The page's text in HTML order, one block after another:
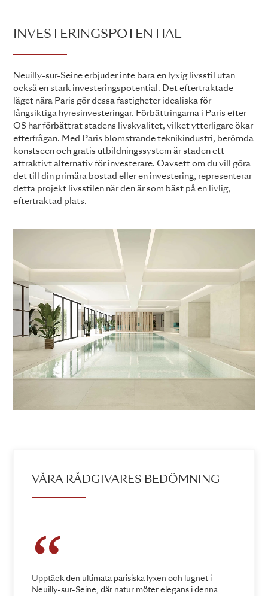
INVESTERINGSPOTENTIAL
Neuilly-sur-Seine erbjuder inte bara en lyxig livsstil utan
också en stark investeringspotential. Det eftertraktade
läget nära Paris gör dessa fastigheter idealiska för
långsiktiga hyresinvesteringar. Förbättringarna i Paris efter
OS har förbättrat stadens livskvalitet, vilket ytterligare ökar
efterfrågan. Med Paris blomstrande teknikindustri, berömda
konstscen och gratis utbildningssystem är staden ett
attraktivt alternativ för investerare. Oavsett om du vill göra
det till din primära bostad eller en investering, representerar
detta projekt livsstilen när den är som bäst på en livlig,
eftertraktad plats.
VÅRA RÅDGIVARES BEDÖMNING
Upptäck den ultimata parisiska lyxen och lugnet i
Neuilly-sur-Seine, där natur möter elegans i denna